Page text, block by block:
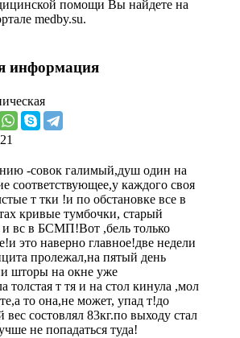
помощи Вы найдете на
medby.su.
информация
-совок галимый,душ один на
соответствующее,у каждого своя
т тки !и по обстановке все в
кривые тумбочки, старый
и вс в БСМП!Вот ,бель только
это наверно главное!две недели
пролежал,на пятый день
шторы на окне уже
толстая т тя и на стол кинула ,мол
то она,не может, упад т!до
состовлял 83кг.по выходу стал
не попадаться туда!